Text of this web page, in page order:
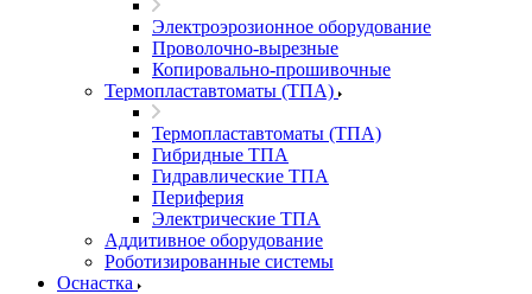
Электроэрозионное оборудование
Проволочно-вырезные
Копировально-прошивочные
Термопластавтоматы (ТПА)
Термопластавтоматы (ТПА)
Гибридные ТПА
Гидравлические ТПА
Периферия
Электрические ТПА
Аддитивное оборудование
Роботизированные системы
Оснастка